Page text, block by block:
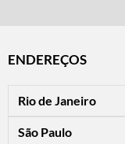
ENDEREÇOS
Rio de Janeiro
Horário de visitação: a
São Paulo